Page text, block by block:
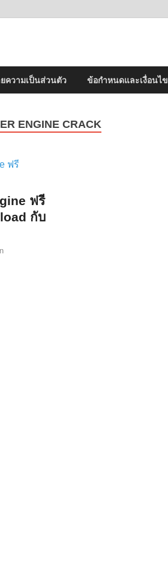
ความเป็นส่วนตัว ข้อกำหนดและเงื่อนไข
ENGINE CRACK
ฟรี
กับ